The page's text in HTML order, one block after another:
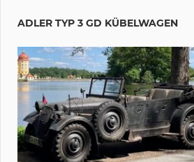
ADLER TYP 3 GD KÜBELWAGEN